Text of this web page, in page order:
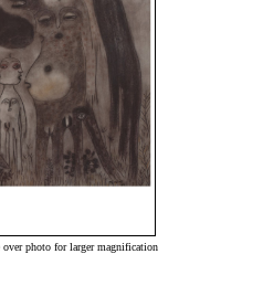
over photo for larger magnification